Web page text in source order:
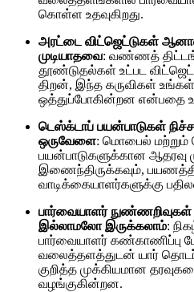
கொள்ள உதவுகிறது.
அரட்டை விட்ஜெட்டுகள்
முடியாதவை: வண்ணத்
தூண்டுதல்கள் உட்பட
திறன், இந்த கருவிகள்
ஒத்துப்போகின்றன என்பதை
டெஸ்க்டாப் பயன்பாடுகள்
ஒருவேளை: மொபைல் மற்றும்
பயன்பாடுகளுக்கான ஆதரவு
இணைந்திருக்கவும்,
வாடிக்கையாளர்களுக்கு
பார்வையாளர்
இல்லாமலோ இருக்கலாம்:
பார்வையாளர் கண்காணிப்பு
வலைத்தளத்துடன் யார்
குறித்த முக்கியமான
வழங்குகின்றன.